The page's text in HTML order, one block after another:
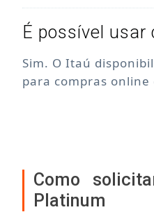
É possível
Sim. O Itaú
para compras online
Como
Platinum